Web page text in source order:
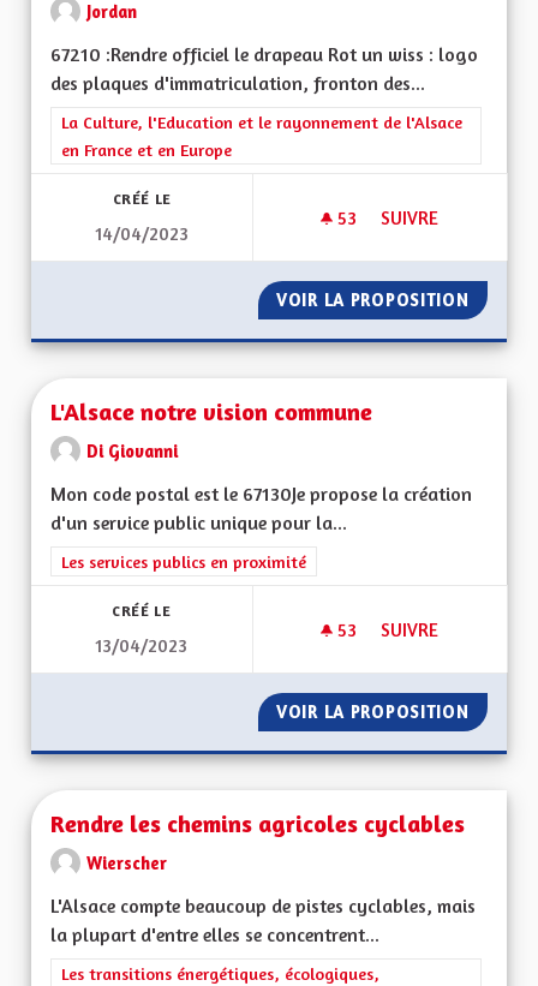
Jordan
67210 :Rendre officiel le drapeau Rot un wiss : logo
des plaques d'immatriculation, fronton des...
Filtrer les résultats de la catégorie : La Culture, l'Education et
La Culture, l'Education et le rayonnement de l'Alsace
en France et en Europe
CRÉÉ LE
14/04/2023
53 53 ABONNÉS
SUIVRE
VOIR LA PROPOSITION
L'Alsace notre vision commune
Di Giovanni
Mon code postal est le 67130Je propose la création
d'un service public unique pour la...
Filtrer les résultats de la catégorie : Les services publics en
Les services publics en proximité
CRÉÉ LE
13/04/2023
53 53 ABONNÉS
SUIVRE
VOIR LA PROPOSITION
Rendre les chemins agricoles cyclables
Wierscher
L'Alsace compte beaucoup de pistes cyclables, mais
la plupart d'entre elles se concentrent...
Filtrer les résultats de la catégorie : Les transitions
Les transitions énergétiques, écologiques,